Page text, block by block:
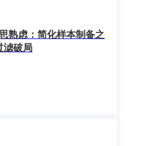
熟虑：简化样本制备之
滤破局